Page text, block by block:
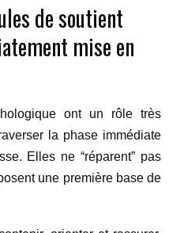
de soutient
mise en
ont un rôle très
la phase immédiate
Elles ne “réparent” pas
une première base de